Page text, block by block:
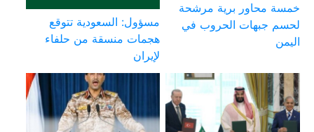
خمسة محاور برية مرشحة
لحسم جبهات الحروب في
اليمن
مسؤول: السعودية تتوقع
هجمات منسقة من حلفاء
لإيران